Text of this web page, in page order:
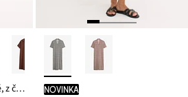
Kaftanové šaty, mušelínové, z čistej bavlny novinka